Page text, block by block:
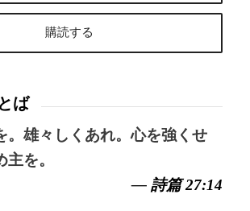
ば
。雄々しくあれ。心を強くせ
を。
— 詩篇 27:14